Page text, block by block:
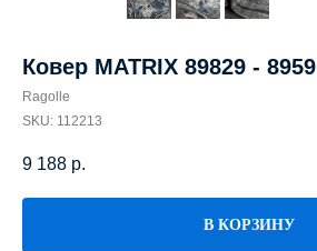
Ковер MATRIX 89829 - 8959
Ragolle
SKU: 112213
9 188 р.
В КОРЗИНУ